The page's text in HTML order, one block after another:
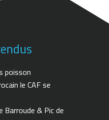
poisson
le CAF se
Barroude & Pic de